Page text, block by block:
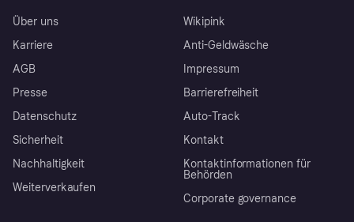
Über uns
Karriere
AGB
Presse
Datenschutz
Sicherheit
Nachhaltigkeit
Weiterverkaufen
Wikipink
Anti-Geldwäsche
Impressum
Barrierefreiheit
Auto-Track
Kontakt
Kontaktinformationen für
Behörden
Corporate governance